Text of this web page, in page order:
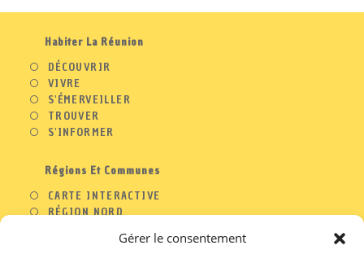
Gérer le consentement
Habiter La Réunion
DÉCOUVRIR
VIVRE
S'ÉMERVEILLER
TROUVER
S'INFORMER
Régions Et Communes
CARTE INTERACTIVE
RÉGION NORD